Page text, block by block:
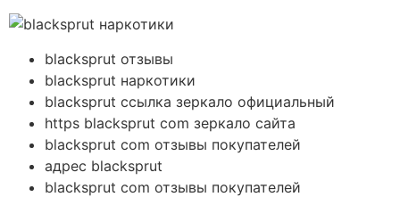
blacksprut отзывы
blacksprut наркотики
blacksprut ссылка зеркало официальный
https blacksprut com зеркало сайта
blacksprut com отзывы покупателей
адрес blacksprut
blacksprut com отзывы покупателей